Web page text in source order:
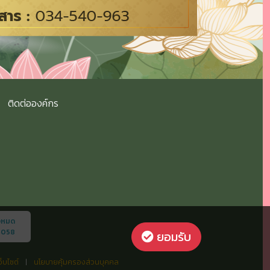
ติดต่อองค์กร
มด
ไซต์ | นโยบายคุ้มครองส่วนบุคคล
ยอมรับ